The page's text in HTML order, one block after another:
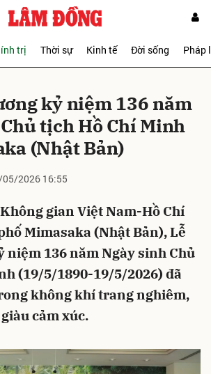
trị Thời sự Kinh tế Đời sống Pháp
kỷ niệm 136 năm
tịch Hồ Chí Minh
(Nhật Bản)
2026 16:55
gian Việt Nam-Hồ Chí
Mimasaka (Nhật Bản), Lễ
niệm 136 năm Ngày sinh Chủ
(19/5/1890-19/5/2026) đã
không khí trang nghiêm,
cảm xúc.
Hủy Gửi